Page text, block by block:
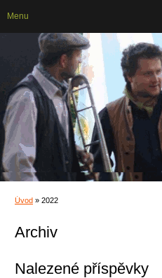
Úvod » 2022
Archiv
Nalezené příspěvky
Menu